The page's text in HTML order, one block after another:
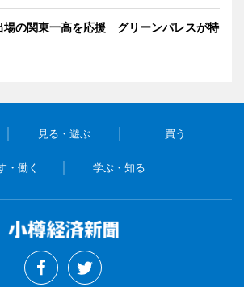
場の関東一高を応援 グリーンパレスが特
見る・遊ぶ 買う
・働く 学ぶ・知る